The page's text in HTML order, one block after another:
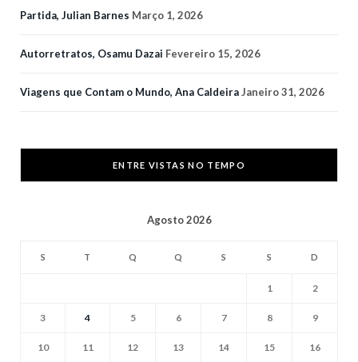
Partida, Julian Barnes Março 1, 2026
Autorretratos, Osamu Dazai Fevereiro 15, 2026
Viagens que Contam o Mundo, Ana CaldeiraJaneiro 31, 2026
ENTRE VISTAS NO TEMPO
Agosto 2026
S T Q Q S S D
1 2
3 4 5 6 7 8 9
10 11 12 13 14 15 16